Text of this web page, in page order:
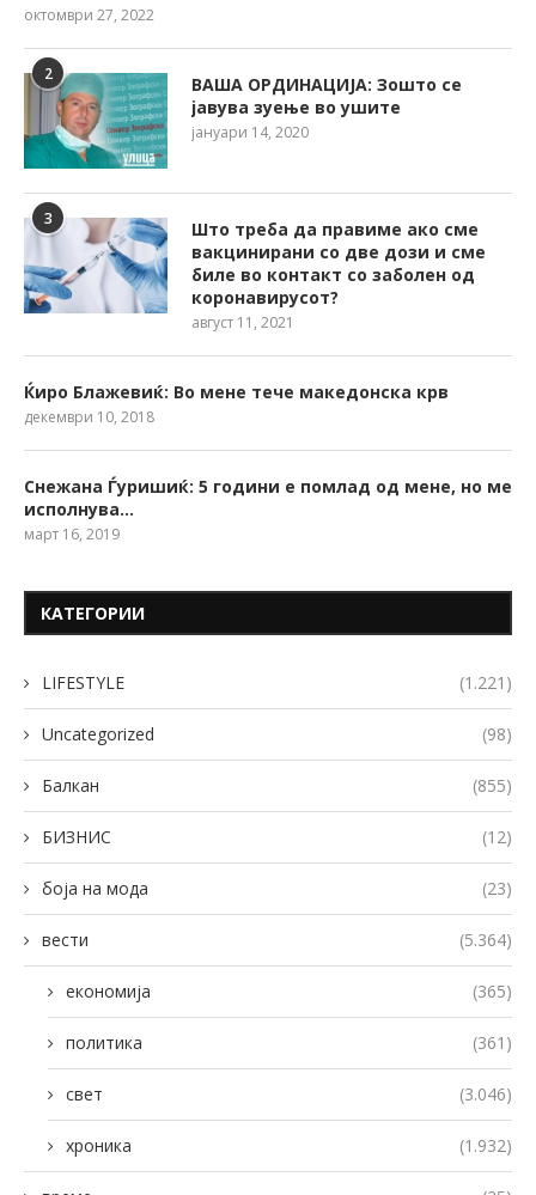
октомври 27, 2022
2
ВАША ОРДИНАЦИЈА: Зошто се
јавува зуење во ушите
јануари 14, 2020
3
Што треба да правиме ако сме
вакцинирани со две дози и сме
биле во контакт со заболен од
коронавирусот?
август 11, 2021
Ќиро Блажевиќ: Во мене тече македонска крв
декември 10, 2018
Снежана Ѓуришиќ: 5 години е помлад од мене, но ме
исполнува…
март 16, 2019
КАТЕГОРИИ
LIFESTYLE (1.221)
Uncategorized (98)
Балкан (855)
БИЗНИС (12)
боја на мода (23)
вести (5.364)
економија (365)
политика (361)
свет (3.046)
хроника (1.932)